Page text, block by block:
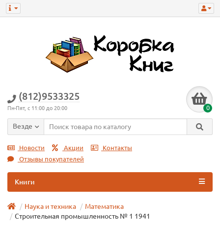
(812)9533325
Пн-Пят, с 11:00 до 20:00 0
Везде
Новости Акции
Контакты
Отзывы покупателей
Книги
Наука и техника
Математика
Строительная промышленность № 1 1941